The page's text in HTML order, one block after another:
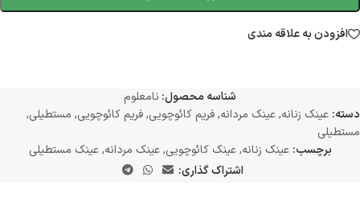
افزودن به علاقه مندی
شناسه محصول: نامعلوم
دسته: عینک زنانه,عینک مردانه,فریم کائوچویی,فریم کائوچویی, مستطیلی,
مستطیلی
برچسب: عینک زنانه, عینک کائوچویی, عینک مردانه, عینک مستطیلی
اشتراک گذاری: